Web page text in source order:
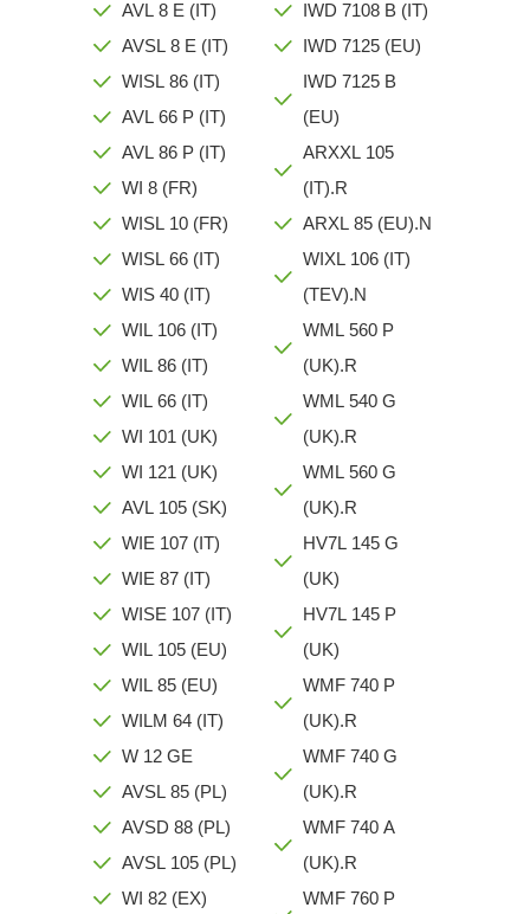
AVL 8 E (IT)
AVSL 8 E (IT)
WISL 86 (IT)
AVL 66 P (IT)
AVL 86 P (IT)
WI 8 (FR)
WISL 10 (FR)
WISL 66 (IT)
WIS 40 (IT)
WIL 106 (IT)
WIL 86 (IT)
WIL 66 (IT)
WI 101 (UK)
WI 121 (UK)
AVL 105 (SK)
WIE 107 (IT)
WIE 87 (IT)
WISE 107 (IT)
WIL 105 (EU)
WIL 85 (EU)
WILM 64 (IT)
W 12 GE
AVSL 85 (PL)
AVSD 88 (PL)
AVSL 105 (PL)
WI 82 (EX)
IWD 7108 B (IT)
IWD 7125 (EU)
IWD 7125 B
(EU)
ARXXL 105
(IT).R
ARXL 85 (EU).N
WIXL 106 (IT)
(TEV).N
WML 560 P
(UK).R
WML 540 G
(UK).R
WML 560 G
(UK).R
HV7L 145 G
(UK)
HV7L 145 P
(UK)
WMF 740 P
(UK).R
WMF 740 G
(UK).R
WMF 740 A
(UK).R
WMF 760 P